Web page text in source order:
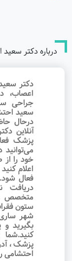
درباره دکتر
دکتر
اعصاب،
جراحی
سعید
درحال
آنلاین
پزشک
خود را
اعلام
فعال
دریافت
متخصص
ستون
شهر
بگیرید
پزشک ،
احتشامی